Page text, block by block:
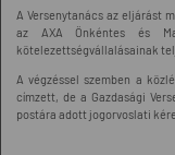
A Versenytanács az eljárást
az AXA Önkéntes és
kötelezettségvállalásainak
A végzéssel szemben a
címzett, de a Gazdasági
postára adott jogorvoslati